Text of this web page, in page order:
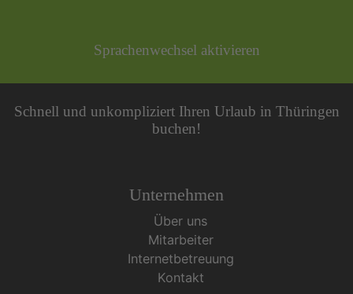
Sprachenwechsel aktivieren
Schnell und unkompliziert Ihren Urlaub in Thüringen
buchen!
Unternehmen
Über uns
Mitarbeiter
Internetbetreuung
Kontakt